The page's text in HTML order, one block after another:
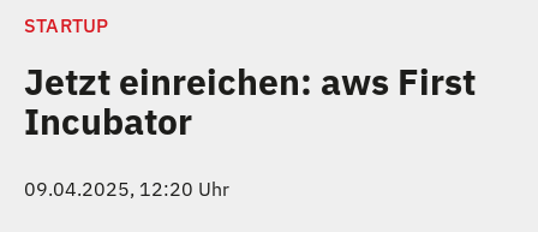
EVENTS
NEWS
PRESSE
STARTUP
Jetzt einreichen: aws First
Incubator
09.04.2025, 12:20 Uhr